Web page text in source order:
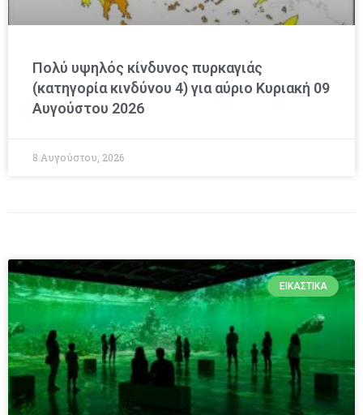
Πολύ υψηλός κίνδυνος πυρκαγιάς
(κατηγορία κινδύνου 4) για αύριο Κυριακή 09
Αυγούστου 2026
8 Αυγούστου, 2026
ΕΙΚΑΣΤΙΚΆ